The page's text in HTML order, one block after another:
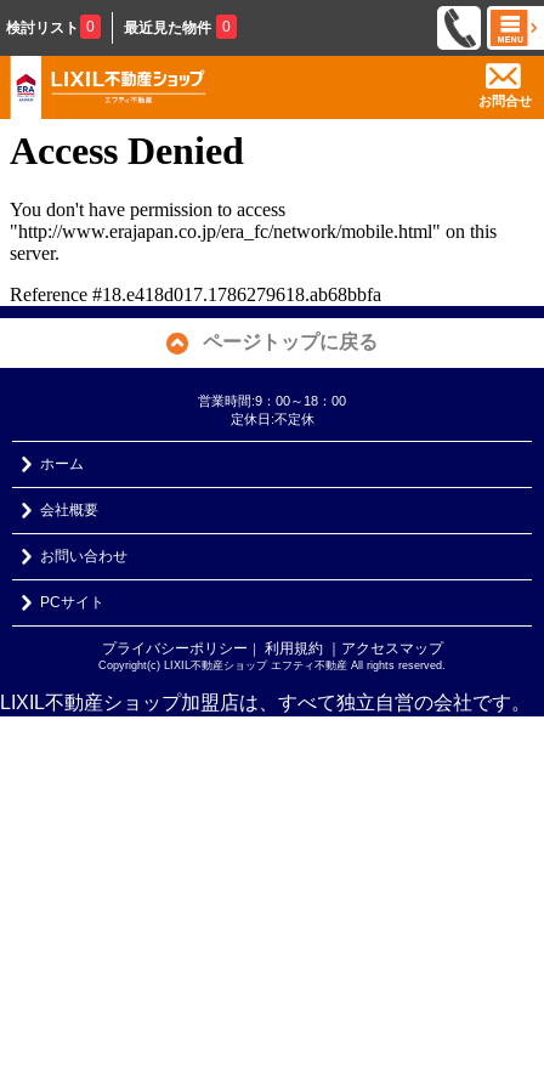
検討リスト 0 最近見た物件 0
お問合せ
ページトップに戻る
営業時間:9：00～18：00
定休日:不定休
ホーム
会社概要
お問い合わせ
PCサイト
プライバシーポリシー ｜ 利用規約 ｜アクセスマップ
Copyright(c) LIXIL不動産ショップ エフティ不動産 All rights reserved.
LIXIL不動産ショップ加盟店は、すべて独立自営の会社です。